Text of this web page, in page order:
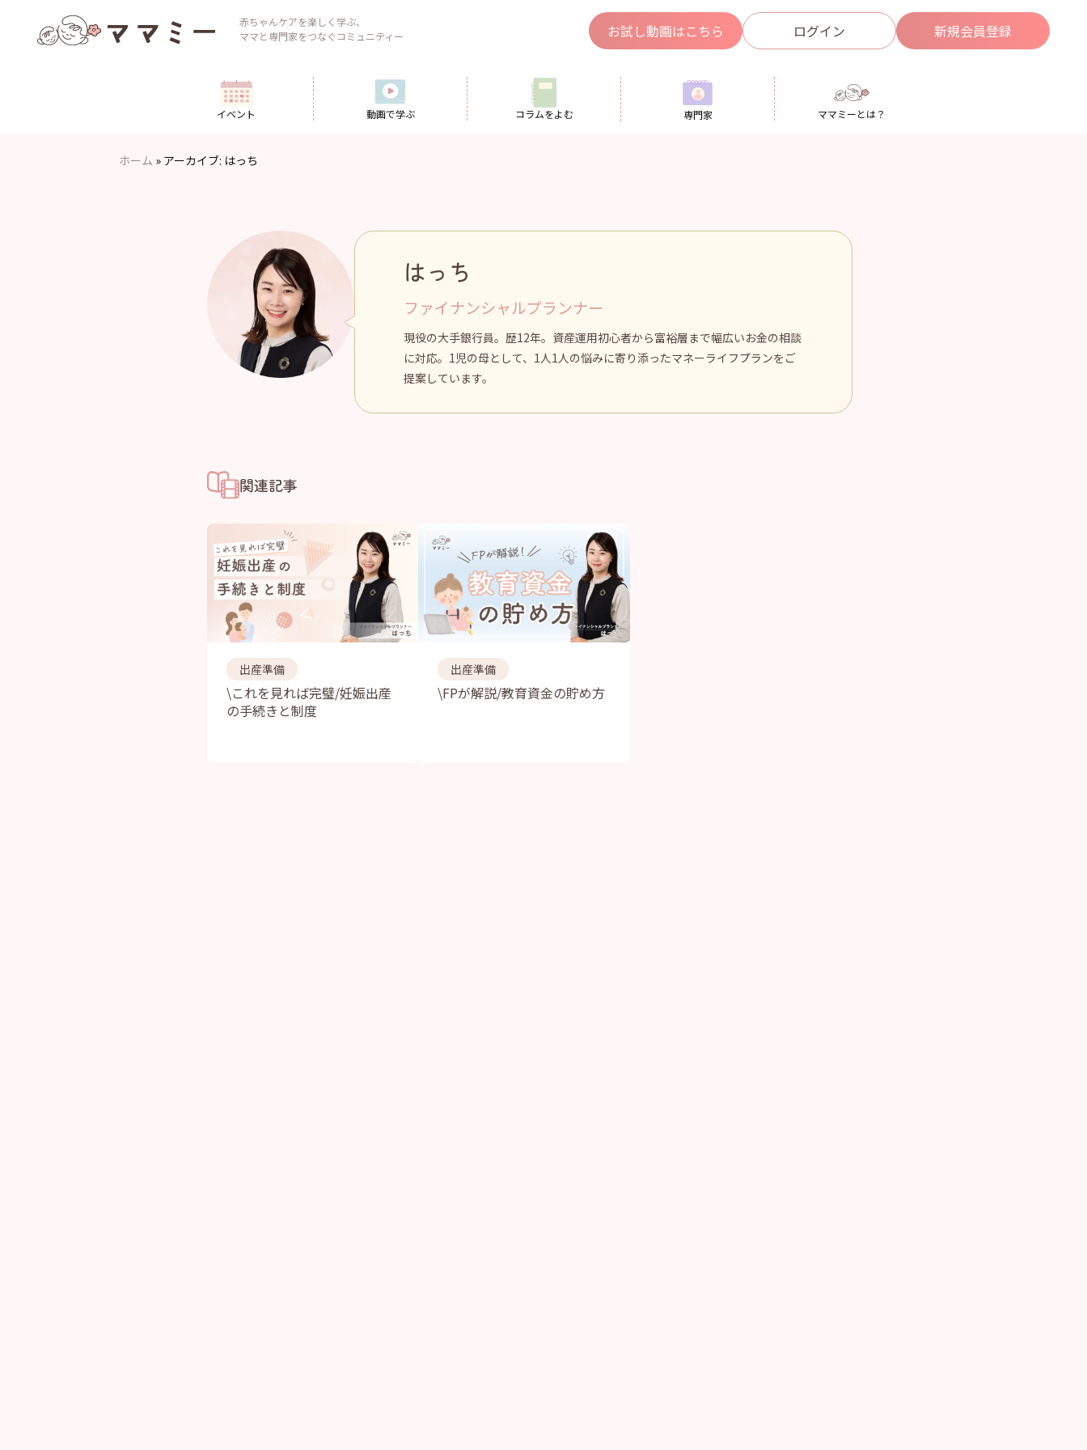
content
赤ちゃんケアを楽しく学ぶ、
ママと専門家をつなぐコミュニティー
お試し動画はこちら ログイン 新規会員登録
イベント 動画で学ぶ コラムをよむ 専門家 ママミーとは？
ホーム » アーカイブ: はっち
はっち
ファイナンシャルプランナー
現役の大手銀行員。歴12年。資産運用初心者から富裕層まで幅広いお金の相談
に対応。1児の母として、1人1人の悩みに寄り添ったマネーライフプランをご
提案しています。
関連記事
出産準備
\これを見れば完璧/妊娠出産
の手続きと制度
出産準備
\FPが解説/教育資金の貯め方